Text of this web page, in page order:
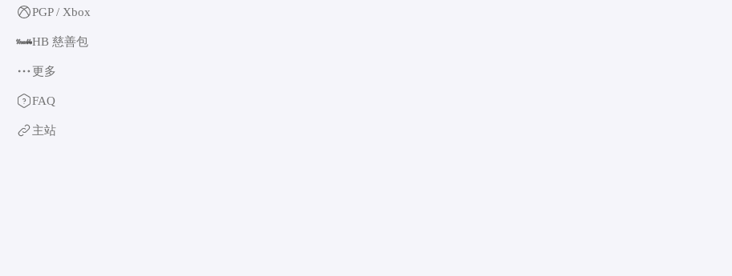
PGP / Xbox
HB 慈善包
更多
FAQ
主站